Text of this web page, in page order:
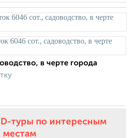
в черте города
туры по интересным
местам